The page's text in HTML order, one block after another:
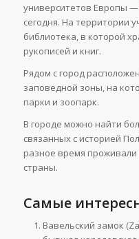
университетов Европы —
сегодня. На территории
библиотека, в которой
рукописей и книг.
Рядом с город
заповедной зоны, на
парки и зоопарк.
В городе можно найти
связанных с историей
разное время
страны.
Самые
Вавельский замок